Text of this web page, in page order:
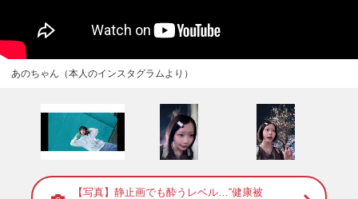
あのちゃん（本人のインスタグラムより）
【写真】静止画でも酔うレベル…“健康被